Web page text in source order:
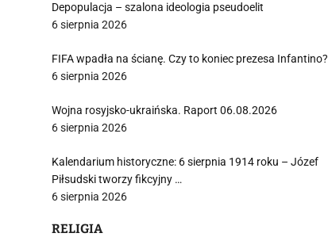
Depopulacja – szalona ideologia pseudoelit
6 sierpnia 2026
FIFA wpadła na ścianę. Czy to koniec prezesa Infantino?
6 sierpnia 2026
Wojna rosyjsko-ukraińska. Raport 06.08.2026
6 sierpnia 2026
Kalendarium historyczne: 6 sierpnia 1914 roku – Józef
Piłsudski tworzy fikcyjny …
6 sierpnia 2026
RELIGIA